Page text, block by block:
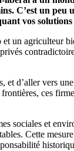
C’est un peu
vos solutions
un agriculteur
et d’aller vers
ces
sociales et
Cette